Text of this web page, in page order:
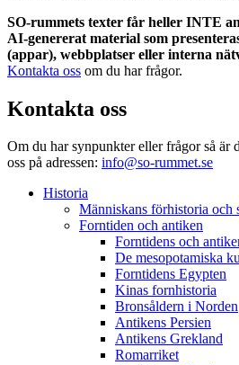
SO-rummets texter får heller INTE
AI-genererat material som
(appar), webbplatser eller interna
Kontakta oss om du har frågor.
Kontakta oss
Om du har synpunkter eller frågor så är
oss på adressen: info@so-rummet.se
Historia
Människans förhistoria och
Forntiden och antiken
Forntidens och
De mesopotamiska
Forntidens Egypten
Kinas fornhistoria
Bronsåldern i Norden
Antikens Persien
Antikens Grekland
Romarriket